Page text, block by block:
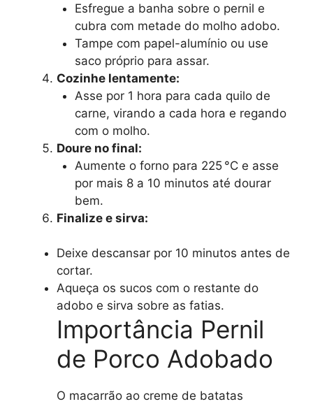
Esfregue a banha sobre o pernil e
cubra com metade do molho adobo.
Tampe com papel-alumínio ou use
saco próprio para assar.
Cozinhe lentamente:
Asse por 1 hora para cada quilo de
carne, virando a cada hora e regando
com o molho.
Doure no final:
Aumente o forno para 225 °C e asse
por mais 8 a 10 minutos até dourar
bem.
Finalize e sirva:
Deixe descansar por 10 minutos antes de
cortar.
Aqueça os sucos com o restante do
adobo e sirva sobre as fatias.
Importância Pernil
de Porco Adobado
O macarrão ao creme de batatas